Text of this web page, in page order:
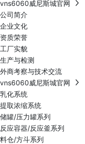
vns6060威尼斯城官网
公司简介
企业文化
资质荣誉
工厂实貌
生产与检测
外商考察与技术交流
vns6060威尼斯城官网
乳化系统
提取浓缩系统
储罐/压力罐系列
反应容器/反应釜系列
料仓/方斗系列